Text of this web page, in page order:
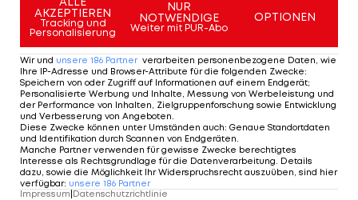
Herren keine großen Auswirkungen, da auch
Henrik Kristoffersen
aufstieg und sich wie die Österreicher mit 15
Punkten für Platz neun begnügen musste.
Marcel Hirscherbehält also seinen Vorsprung im
Gesamt- und im Slalom-Weltcup auf den
Norweger.
AKZEPTIEREN
Tracking und
Personalisierung
NUR
NOTWENDIGE
Weiter mit PUR-Abo
OPTIONEN
Wir und unsere 186 Partner verarbeiten personenbezogene Daten, wie
Ihre IP-Adresse und Browser-Attribute für die folgenden Zwecke:
Speichern von oder Zugriff auf Informationen auf einem Endgerät;
Personalisierte Werbung und Inhalte, Messung von Werbeleistung und
der Performance von Inhalten, Zielgruppenforschung sowie Entwicklung
und Verbesserung von Angeboten.
Diese Zwecke können unter Umständen auch: Genaue Standortdaten
und Identifikation durch Scannen von Endgeräten.
Manche Partner verwenden für gewisse Zwecke berechtigtes
Interesse als Rechtsgrundlage für die Datenverarbeitung. Details
dazu, sowie die Möglichkeit Ihr Widerspruchsrecht auszuüben, sind hier
verfügbar: unsere 186 Partner
Impressum Datenschutzrichtlinie